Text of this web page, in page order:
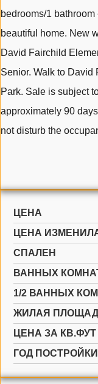
bedrooms/1
beautiful home. New
David Fairchild
Senior. Walk to David
Park. Sale is subject
approximately 90
not disturb the
ЦЕНА
ЦЕНА
СПАЛЕН
ВАННЫХ
1/2 ВАННЫХ
ЖИЛАЯ
ЦЕНА ЗА КВ.ФУТ
ГОД ПОСТРОЙКИ